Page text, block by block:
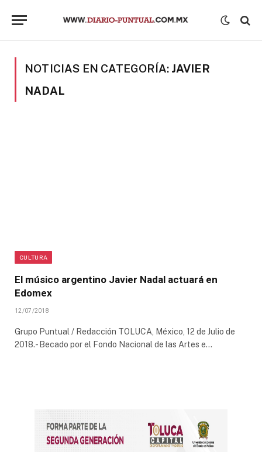
NOTICIAS EN CATEGORÍA: JAVIER
NADAL
CULTURA
El músico argentino Javier Nadal actuará en
Edomex
12/07/2018
Grupo Puntual / Redacción TOLUCA, México, 12 de Julio de
2018.- Becado por el Fondo Nacional de las Artes e…